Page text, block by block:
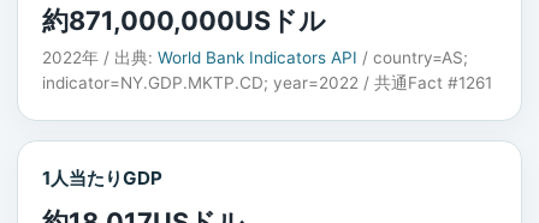
約871,000,000USドル
2022年 / 出典: World Bank Indicators API / country=AS;
indicator=NY.GDP.MKTP.CD; year=2022 / 共通Fact #1261
1人当たりGDP